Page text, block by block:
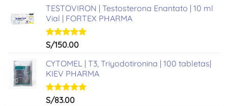
de 5
TESTOVIRON | Testosterona Enantato | 10 ml
Vial | FORTEX PHARMA
Valorado
de 5
S/150.00
CYTOMEL | T3, Triyodotironina | 100 tabletas|
KIEV PHARMA
Valorado
S/83.00